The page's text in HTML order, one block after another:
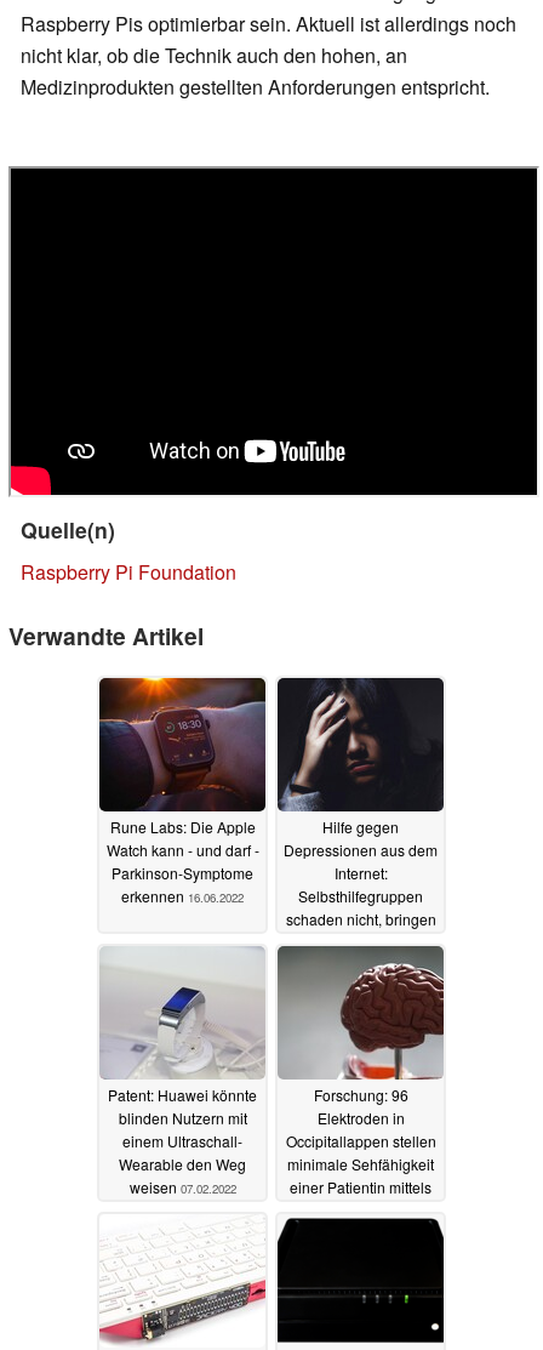
Raspberry Pis optimierbar sein. Aktuell ist allerdings noch
nicht klar, ob die Technik auch den hohen, an
Medizinprodukten gestellten Anforderungen entspricht.
Quelle(n)
Raspberry Pi Foundation
Verwandte Artikel
Rune Labs: Die Apple
Watch kann - und darf -
Parkinson-Symptome
erkennen 16.06.2022
Hilfe gegen
Depressionen aus dem
Internet:
Selbsthilfegruppen
schaden nicht, bringen
aber kaum etwas
12.04.2022
Patent: Huawei könnte
blinden Nutzern mit
einem Ultraschall-
Wearable den Weg
weisen 07.02.2022
Forschung: 96
Elektroden in
Occipitallappen stellen
minimale Sehfähigkeit
einer Patientin mittels